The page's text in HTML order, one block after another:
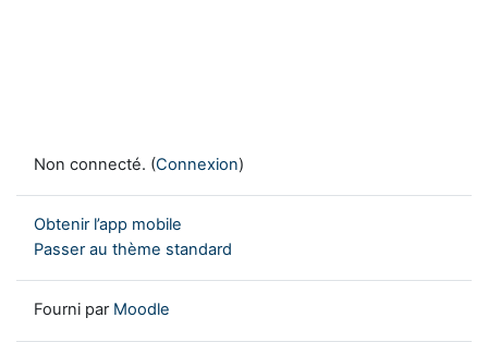
Non connecté. (Connexion)
Obtenir l’app mobile
Passer au thème standard
Fourni par Moodle